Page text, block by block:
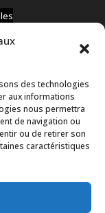
des technologies
aux informations
nous permettra
de navigation ou
ou de retirer son
caractéristiques
sera